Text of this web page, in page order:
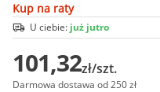
Kup na raty
U ciebie: już jutro
101,32zł/szt.
Darmowa dostawa od 250 zł